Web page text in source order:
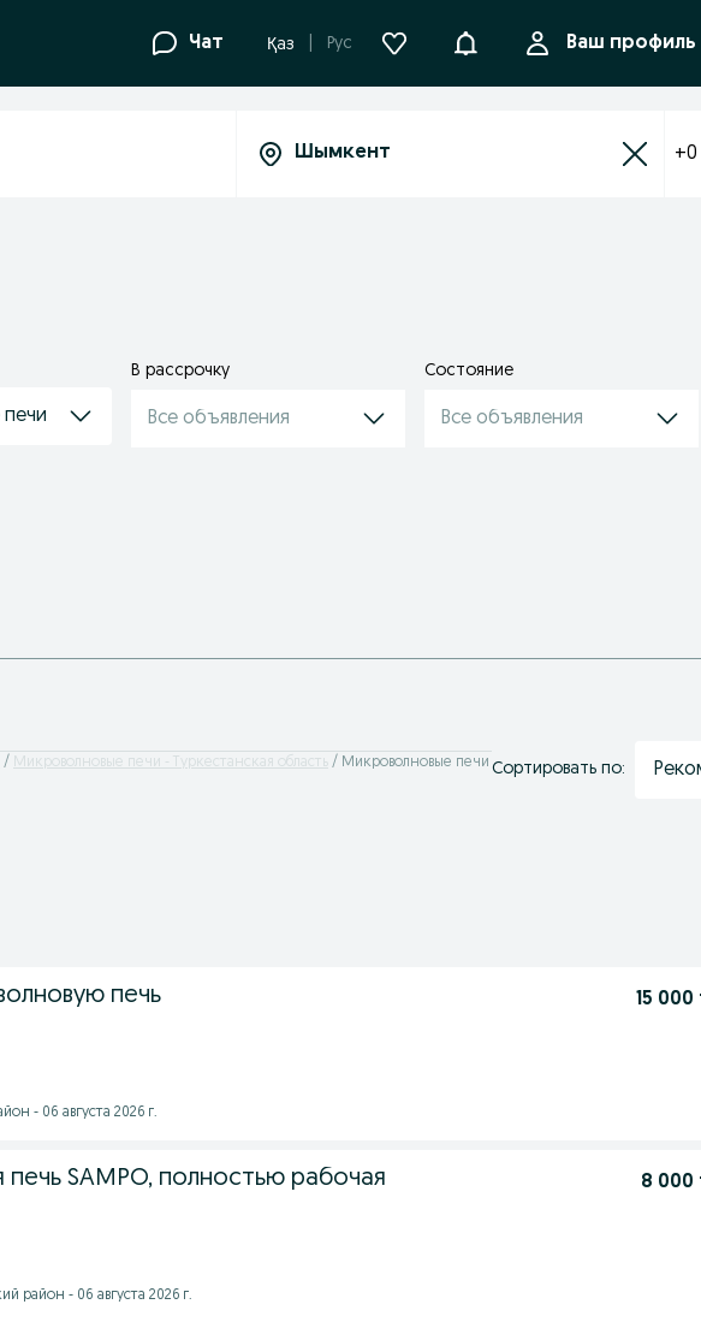
Чат Қаз Рус УведомленияВаш профиль
+0
В рассрочку
Все объявления
Состояние
Все объявления
Микроволновые печи - Туркестанская область
Микроволновые печи Сортировать по:
печь 15 000
- 06 августа 2026 г.
SAMPO, полностью рабочая 8 000
район - 06 августа 2026 г.